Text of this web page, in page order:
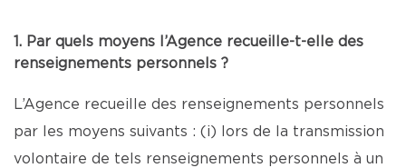
1. Par quels moyens l’Agence recueille-t-elle des
renseignements personnels ?
L’Agence recueille des renseignements personnels
par les moyens suivants : (i) lors de la transmission
volontaire de tels renseignements personnels à un